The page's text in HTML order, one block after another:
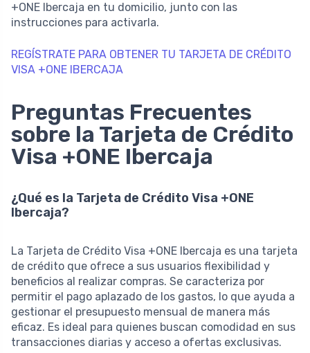
+ONE Ibercaja en tu domicilio, junto con las
instrucciones para activarla.
REGÍSTRATE PARA OBTENER TU TARJETA DE CRÉDITO
VISA +ONE IBERCAJA
Preguntas Frecuentes
sobre la Tarjeta de Crédito
Visa +ONE Ibercaja
¿Qué es la Tarjeta de Crédito Visa +ONE
Ibercaja?
La Tarjeta de Crédito Visa +ONE Ibercaja es una tarjeta
de crédito que ofrece a sus usuarios flexibilidad y
beneficios al realizar compras. Se caracteriza por
permitir el pago aplazado de los gastos, lo que ayuda a
gestionar el presupuesto mensual de manera más
eficaz. Es ideal para quienes buscan comodidad en sus
transacciones diarias y acceso a ofertas exclusivas.